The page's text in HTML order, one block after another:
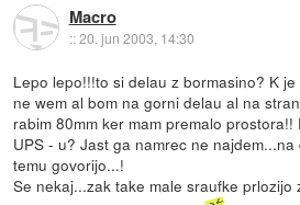
Macro
::20. jun 2003, 14:30
Lepo lepo!!!to si delau z bormasino? K
ne wem al bom na gorni delau al na
rabim 80mm ker mam premalo
UPS - u? Jast ga namrec ne
temu govorijo...!
Se nekaj...zak take male sraufke prlozijo